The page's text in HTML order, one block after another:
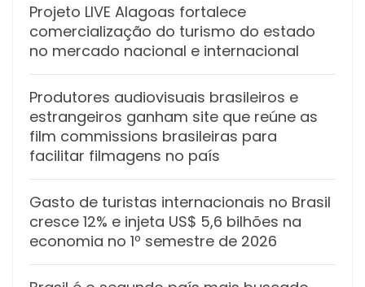
Projeto LIVE Alagoas fortalece
comercialização do turismo do estado
no mercado nacional e internacional
Produtores audiovisuais brasileiros e
estrangeiros ganham site que reúne as
film commissions brasileiras para
facilitar filmagens no país
Gasto de turistas internacionais no Brasil
cresce 12% e injeta US$ 5,6 bilhões na
economia no 1º semestre de 2026